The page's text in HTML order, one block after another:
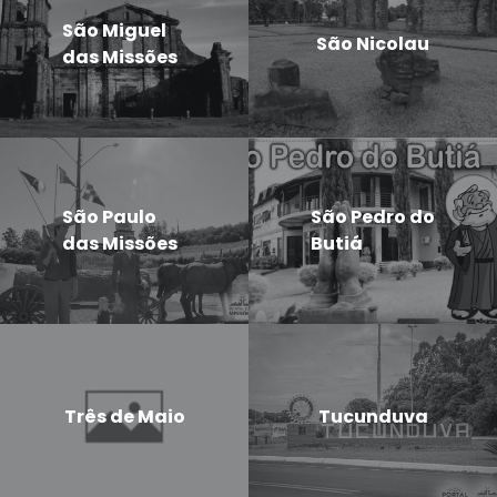
São Miguel
das Missões
São Nicolau
São Paulo
das Missões
São Pedro do
Butiá
Três de Maio Tucunduva